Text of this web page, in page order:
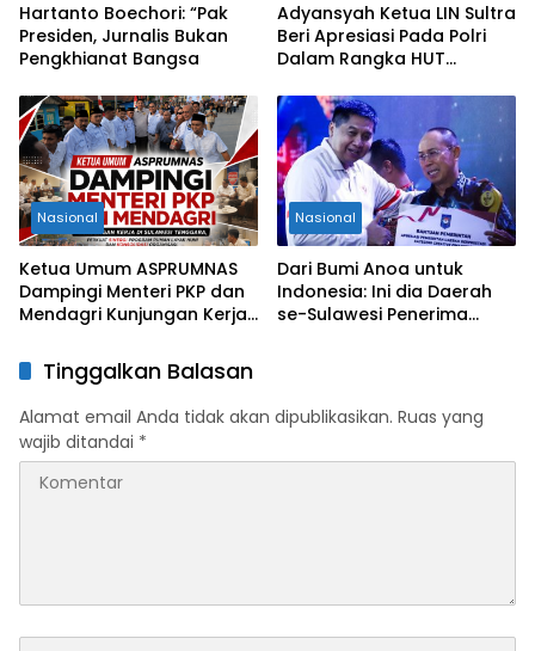
Hartanto Boechori: “Pak
Presiden, Jurnalis Bukan
Pengkhianat Bangsa
Adyansyah Ketua LIN Sultra
Beri Apresiasi Pada Polri
Dalam Rangka HUT
Nasional
Ketua Umum ASPRUMNAS
Dampingi Menteri PKP dan
Mendagri Kunjungan Kerja
Program Rumah Layak Huni
dan Konsolidasi Organisasi
Nasional
Dari Bumi Anoa untuk
Indonesia: Ini dia Daerah
se-Sulawesi Penerima
Tinggalkan Balasan
Alamat email Anda tidak akan dipublikasikan. Ruas yang
wajib ditandai *